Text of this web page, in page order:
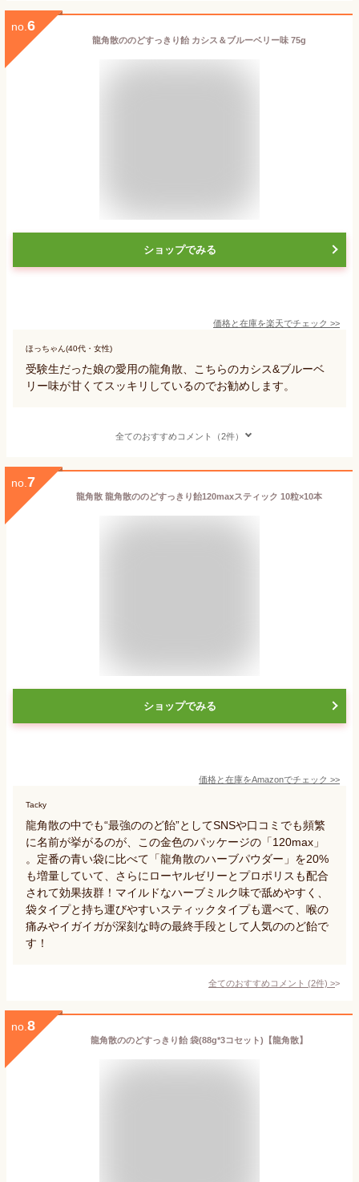
no. 6
龍角散ののどすっきり飴 カシス＆ブルーベリー味 75g
ショップでみる
価格と在庫を楽天でチェック >>
ほっちゃん(40代・女性)
受験生だった娘の愛用の龍角散、こちらのカシス&ブルーベ
リー味が甘くてスッキリしているのでお勧めします。
全てのおすすめコメント（2件）
no. 7
龍角散 龍角散ののどすっきり飴120maxスティック 10粒×10本
ショップでみる
価格と在庫をAmazonでチェック >>
Tacky
龍角散の中でも“最強ののど飴”としてSNSや口コミでも頻繁
に名前が挙がるのが、この金色のパッケージの「120max」
。定番の青い袋に比べて「龍角散のハーブパウダー」を20%
も増量していて、さらにローヤルゼリーとプロポリスも配合
されて効果抜群！マイルドなハーブミルク味で舐めやすく、
袋タイプと持ち運びやすいスティックタイプも選べて、喉の
痛みやイガイガが深刻な時の最終手段として人気ののど飴で
す！
全てのおすすめコメント (2件) >
no. 8
龍角散ののどすっきり飴 袋(88g*3コセット)【龍角散】